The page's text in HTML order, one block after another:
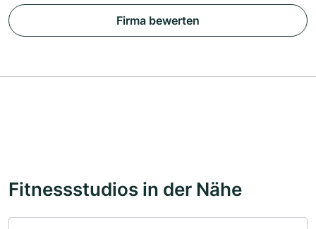
Firma bewerten
Fitnessstudios in der Nähe